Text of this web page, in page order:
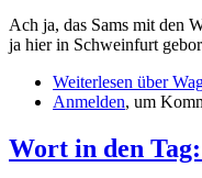
Ach ja, das Sams mit den
ja hier in Schweinfurt
Weiterlesen über
Anmelden, um
Wort in den